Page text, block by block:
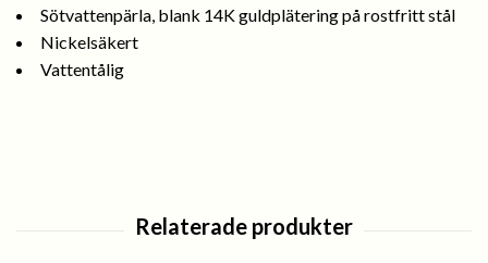
Sötvattenpärla, blank 14K guldplätering på rostfritt stål
Nickelsäkert
Vattentålig